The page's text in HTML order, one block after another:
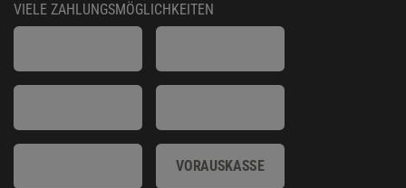
VIELE ZAHLUNGSMÖGLICHKEITEN
VORAUSKASSE